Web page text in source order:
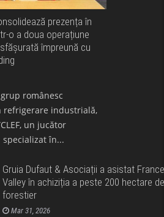
prezența în
o a doua operațiune
împreună cu
grup românesc
refrigerare industrială,
un jucător
în...
Gruia Dufaut & Asociații a asistat France
Valley în achiziția a peste 200 hectare
forestier
Mar 31, 2026